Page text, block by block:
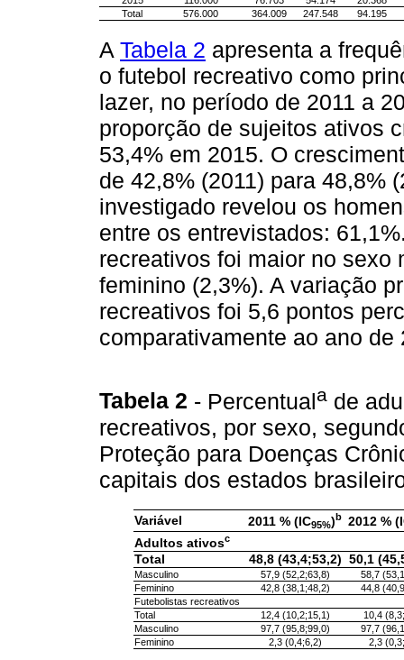
Total
576.000 364.009 247.548 94.195
A Tabela 2 apresenta a
o futebol recreativo como
lazer, no período de 2011 a
proporção de sujeitos ativos
53,4% em 2015. O
de 42,8% (2011) para 48,8%
investigado revelou os
entre os entrevistados:
recreativos foi maior no sexo
feminino (2,3%). A variação
recreativos foi 5,6 pontos
comparativamente ao ano de
Tabela 2 - Percentuala de
recreativos, por sexo,
Proteção para Doenças
capitais dos estados
Variável 2011 % (IC95%)b 2012 %
Adultos ativosc
Total 48,8 (43,4;53,2) 50,1
Masculino 57,9 (52,2;63,8)
58,7
Feminino
42,8 (38,1;48,2)
44,8
Futebolistas recreativos
Total
12,4 (10,2;15,1)
10,4
Masculino
97,7 (95,8;99,0)
97,7
Feminino
2,3 (0,4;6,2) 2,3